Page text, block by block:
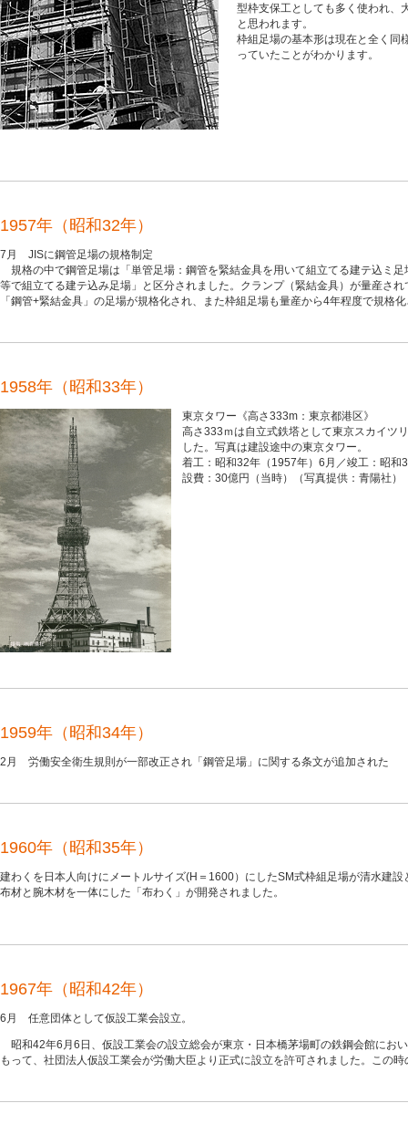
型枠支保工としても多く使われ、
と思われます。
枠組足場の基本形は現在と全く同
っていたことがわかります。
1957年（昭和32年）
7月 JISに鋼管足場の規格制定
規格の中で鋼管足場は「単管足場：鋼管を緊結金具を用いて組立てる建テ込ミ
等で組立てる建テ込み足場」と区分されました。クランプ（緊結金具）が量産さ
「鋼管+緊結金具」の足場が規格化され、また枠組足場も量産から4年程度で規格
1958年（昭和33年）
東京タワー《高さ333m：東京都港区》
高さ333ｍは自立式鉄塔として東京スカイツ
した。写真は建設途中の東京タワー。
着工：昭和32年（1957年）6月／竣工：昭
設費：30億円（当時）（写真提供：青陽社）
1959年（昭和34年）
2月 労働安全衛生規則が一部改正され「鋼管足場」に関する条文が追加された
1960年（昭和35年）
建わくを日本人向けにメートルサイズ(H＝1600）にしたSM式枠組足場が清水建
布材と腕木材を一体にした「布わく」が開発されました。
1967年（昭和42年）
6月 任意団体として仮設工業会設立。
昭和42年6月6日、仮設工業会の設立総会が東京・日本橋茅場町の鉄鋼会館にお
もって、社団法人仮設工業会が労働大臣より正式に設立を許可されました。この